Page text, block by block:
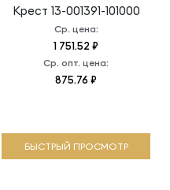
Крест 13-001391-101000
Ср. цена:
1 751.52 ₽
Ср. опт. цена:
875.76 ₽
БЫСТРЫЙ ПРОСМОТР